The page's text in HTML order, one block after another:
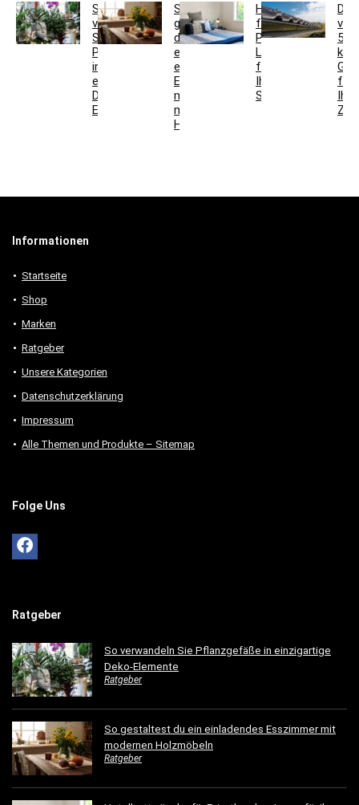
So
verwandeln
Sie
Pflanzgefäße
in
einzigartige
Deko-
Elemente
So
gestaltest
du
ein
einladendes
Esszimmer
mit
modernen
Holzmöbeln
Hotelbettwäsche
für
Privatkunden:
Luxus
für
Ihr
Schlafzimmer
5
für
Ihr
Informationen
Startseite
Shop
Marken
Ratgeber
Unsere Kategorien
Datenschutzerklärung
Impressum
Alle Themen und Produkte – Sitemap
Folge Uns
Ratgeber
So verwandeln Sie Pflanzgefäße in einzigartige
Deko-Elemente
Ratgeber
So gestaltest du ein einladendes Esszimmer mit
modernen Holzmöbeln
Ratgeber